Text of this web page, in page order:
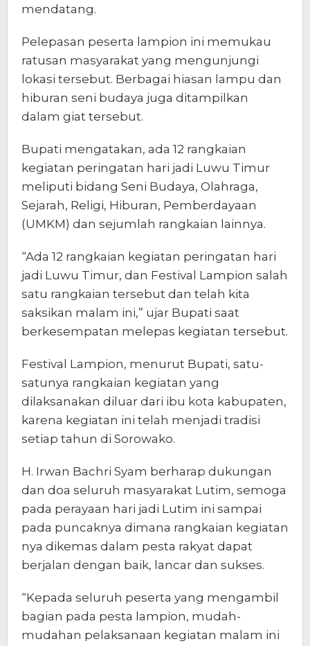
mendatang.
Pelepasan peserta lampion ini memukau
ratusan masyarakat yang mengunjungi
lokasi tersebut. Berbagai hiasan lampu dan
hiburan seni budaya juga ditampilkan
dalam giat tersebut.
Bupati mengatakan, ada 12 rangkaian
kegiatan peringatan hari jadi Luwu Timur
meliputi bidang Seni Budaya, Olahraga,
Sejarah, Religi, Hiburan, Pemberdayaan
(UMKM) dan sejumlah rangkaian lainnya.
“Ada 12 rangkaian kegiatan peringatan hari
jadi Luwu Timur, dan Festival Lampion salah
satu rangkaian tersebut dan telah kita
saksikan malam ini,” ujar Bupati saat
berkesempatan melepas kegiatan tersebut.
Festival Lampion, menurut Bupati, satu-
satunya rangkaian kegiatan yang
dilaksanakan diluar dari ibu kota kabupaten,
karena kegiatan ini telah menjadi tradisi
setiap tahun di Sorowako.
H. Irwan Bachri Syam berharap dukungan
dan doa seluruh masyarakat Lutim, semoga
pada perayaan hari jadi Lutim ini sampai
pada puncaknya dimana rangkaian kegiatan
nya dikemas dalam pesta rakyat dapat
berjalan dengan baik, lancar dan sukses.
“Kepada seluruh peserta yang mengambil
bagian pada pesta lampion, mudah-
mudahan pelaksanaan kegiatan malam ini